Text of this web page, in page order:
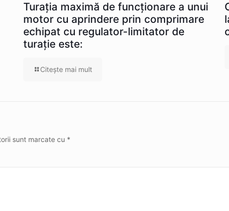
Turația maximă de funcționare a unui
motor cu aprindere prin comprimare
echipat cu regulator-limitator de
turație este:
Citeşte mai mult
sunt marcate cu *